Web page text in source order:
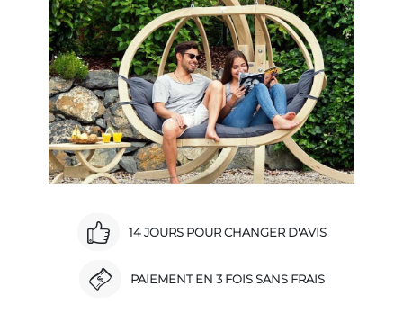
14 JOURS POUR CHANGER D'AVIS
PAIEMENT EN 3 FOIS SANS FRAIS